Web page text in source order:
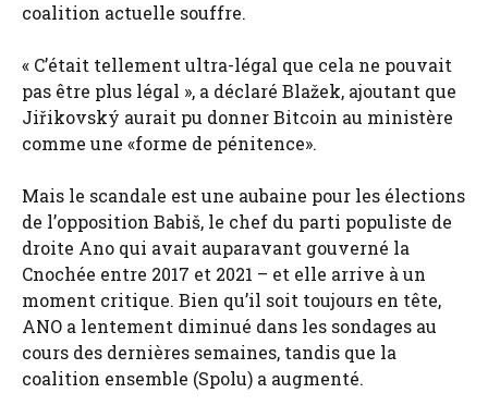
coalition actuelle souffre.
« C’était tellement ultra-légal que cela ne pouvait
pas être plus légal », a déclaré Blažek, ajoutant que
Jiřikovský aurait pu donner Bitcoin au ministère
comme une «forme de pénitence».
Mais le scandale est une aubaine pour les élections
de l’opposition Babiš, le chef du parti populiste de
droite Ano qui avait auparavant gouverné la
Cnochée entre 2017 et 2021 – et elle arrive à un
moment critique. Bien qu’il soit toujours en tête,
ANO a lentement diminué dans les sondages au
cours des dernières semaines, tandis que la
coalition ensemble (Spolu) a augmenté.